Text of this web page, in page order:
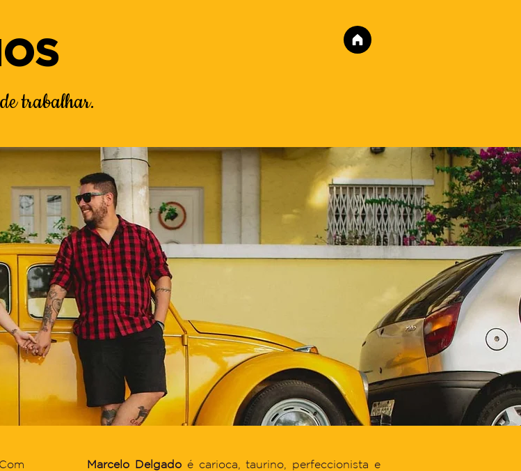
trabalhar.
Marcelo Delgadoé carioca, taurino, perfeccionista e